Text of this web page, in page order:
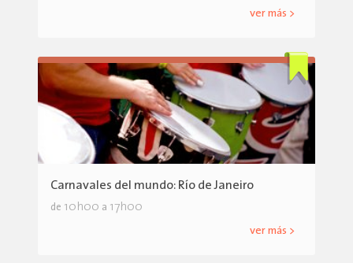
ver más >
Carnavales del mundo: Río de Janeiro
de 10h00 a 17h00
ver más >